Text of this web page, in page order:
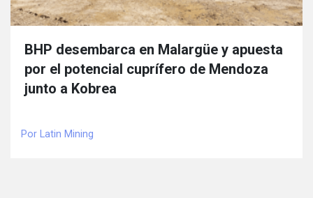
BHP desembarca en Malargüe y apuesta
por el potencial cuprífero de Mendoza
junto a Kobrea
Por Latin Mining